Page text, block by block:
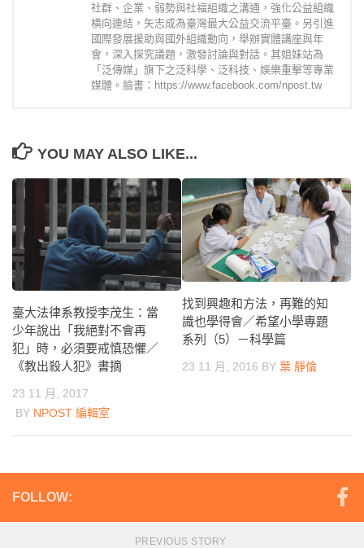
社群、企業、弱勢與社福組織之溝通，強化公益組織
橫向連結，矢志成為臺灣最大公益交流平臺。另引進
國際發展援助與國外組織動向，舉辦實體講座與年
會，深入探究議題，激發討論與對話。其姐妹站為
「泛傳媒」旗下之泛科學、泛科技、娛樂重擊等專業
媒體。臉書：https://www.facebook.com/npost.tw
YOU MAY ALSO LIKE...
臺大法律系教授李茂生：當
少年說出「我絕對不會再
犯」時，必須要戒慎恐懼／
《教出殺人犯》書摘
23 11 月, 2017
BY NPOST 編輯室
找到興趣和方法，再難的知
識也學得會／希望小學專題
系列（5）－科學篇
23 11 月, 2016 BY 葉 靜倫
FOLLOW:
PREVIOUS STORY